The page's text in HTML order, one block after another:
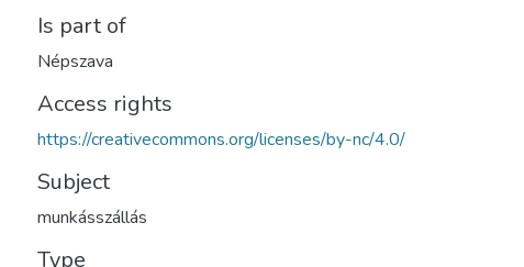
Is part of
Népszava
Access rights
https://creativecommons.org/licenses/by-nc/4.0/
Subject
munkásszállás
Type